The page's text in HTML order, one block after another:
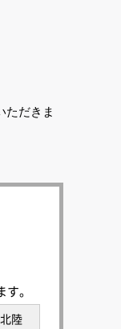
ただきま
。
北陸